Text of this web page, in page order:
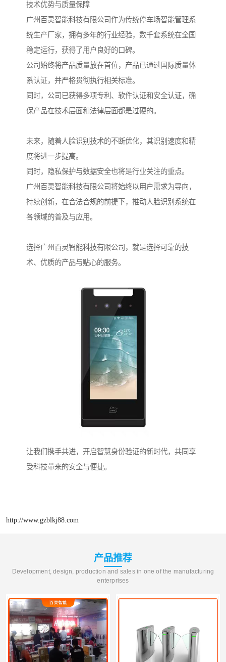
技术优势与质量保障
广州百灵智能科技有限公司作为传统停车场智能管理系
统生产厂家，拥有多年的行业经验，数千套系统在全国
稳定运行，获得了用户良好的口碑。
公司始终将产品质量放在首位，产品已通过国际质量体
系认证，并严格贯彻执行相关标准。
同时，公司已获得多项专利、软件认证和安全认证，确
保产品在技术层面和法律层面都是过硬的。
未来，随着人脸识别技术的不断优化，其识别速度和精
度将进一步提高。
同时，隐私保护与数据安全也将是行业关注的重点。
广州百灵智能科技有限公司将始终以用户需求为导向，
持续创新，在合法合规的前提下，推动人脸识别系统在
各领域的普及与应用。
选择广州百灵智能科技有限公司，就是选择可靠的技
术、优质的产品与贴心的服务。
让我们携手共进，开启智慧身份验证的新时代，共同享
受科技带来的安全与便捷。
http://www.gzblkj88.com
产品推荐
Development, design, production and sales in one of the manufacturing
enterprises